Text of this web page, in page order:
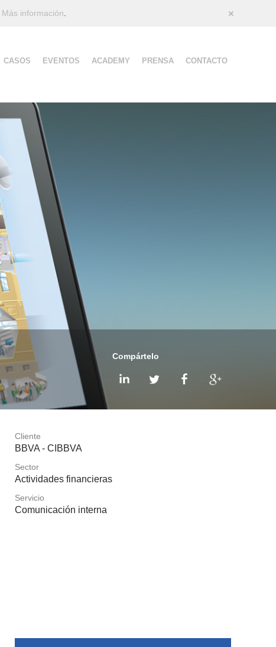
Más información
CASOS EVENTOS ACADEMY PRENSA CONTACTO
Compártelo
Cliente
BBVA - CIBBVA
Sector
Actividades financieras
Servicio
Comunicación interna